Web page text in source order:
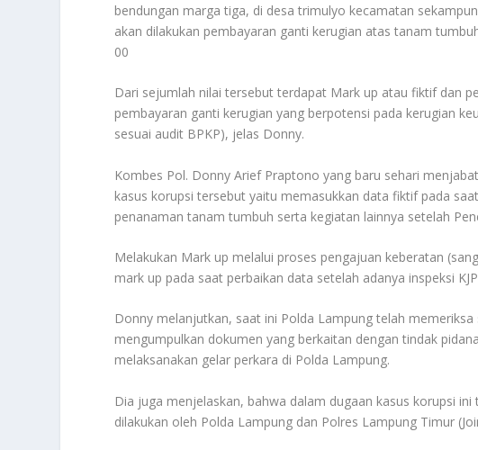
bendungan marga tiga, di desa trimulyo kecamatan
akan dilakukan pembayaran ganti kerugian atas tanam
00
Dari sejumlah nilai tersebut terdapat Mark up atau fiktif dan
pembayaran ganti kerugian yang berpotensi pada kerugian
sesuai audit BPKP), jelas Donny.
Kombes Pol. Donny Arief Praptono yang baru sehari
kasus korupsi tersebut yaitu memasukkan data fiktif pada
penanaman tanam tumbuh serta kegiatan lainnya setelah
Melakukan Mark up melalui proses pengajuan keberatan
mark up pada saat perbaikan data setelah adanya inspeksi
Donny melanjutkan, saat ini Polda Lampung telah
mengumpulkan dokumen yang berkaitan dengan tindak
melaksanakan gelar perkara di Polda Lampung.
Dia juga menjelaskan, bahwa dalam dugaan kasus korupsi
dilakukan oleh Polda Lampung dan Polres Lampung Timur